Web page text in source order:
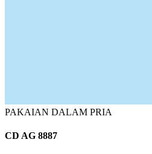
PAKAIAN DALAM PRIA
CD AG 8887